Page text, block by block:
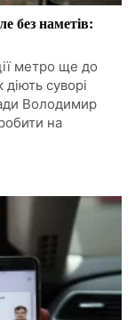
без наметів:
метро ще до
суворі
Володимир
на